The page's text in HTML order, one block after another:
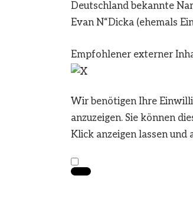
Deutschland bekannte
Evan N“Dicka (ehemals
Empfohlener externer
Wir benötigen Ihre
anzuzeigen. Sie können
Klick anzeigen lassen